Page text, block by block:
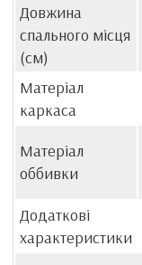
Довжина
спального місця
(см)
Матеріал
каркаса
Матеріал
оббивки
Додаткові
характеристики